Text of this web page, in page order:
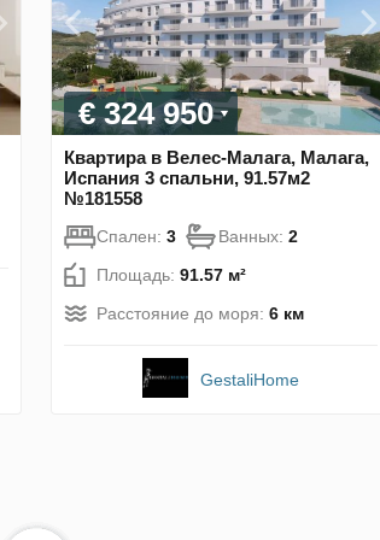
€ 324 950
Квартира в Велес-Малага, Малага,
Испания 3 спальни, 91.57м2
№181558
Спален: 3 Ванных: 2
Площадь: 91.57 м²
Расстояние до моря: 6 км
GestaliHome